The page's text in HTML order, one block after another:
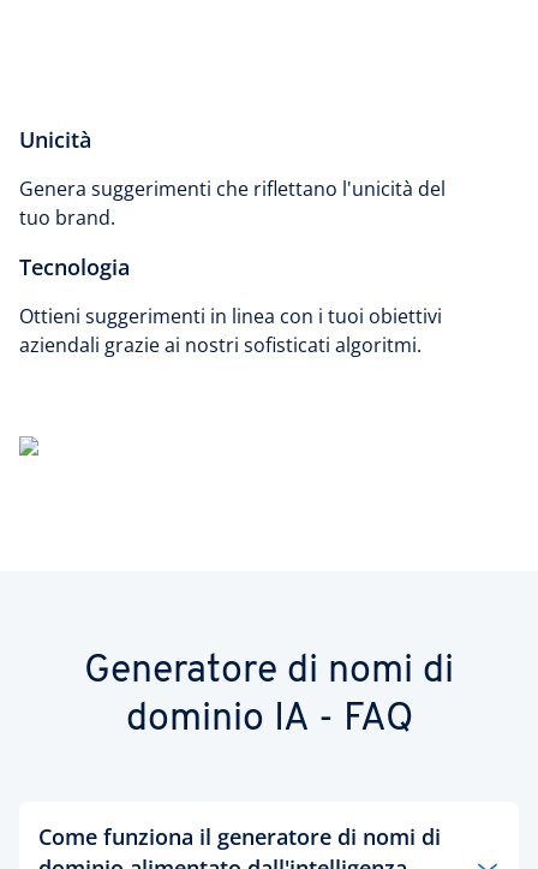
Unicità
Genera suggerimenti che riflettano l'unicità del
tuo brand.
Tecnologia
Ottieni suggerimenti in linea con i tuoi obiettivi
aziendali grazie ai nostri sofisticati algoritmi.
Generatore di nomi di
dominio IA - FAQ
Come funziona il generatore di nomi di